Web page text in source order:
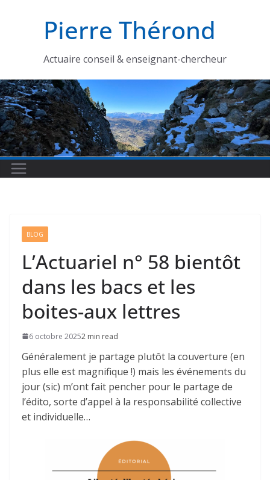
Pierre Thérond
Actuaire conseil & enseignant-chercheur
BLOG
L’Actuariel n° 58 bientôt
dans les bacs et les
boites-aux lettres
6 octobre 20252 min read
Généralement je partage plutôt la couverture (en
plus elle est magnifique !) mais les événements du
jour (sic) m’ont fait pencher pour le partage de
l’édito, sorte d’appel à la responsabilité collective
et individuelle…